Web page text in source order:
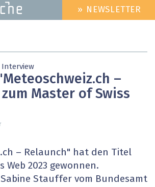
HEADER
MENU
» NEWSLETTER
Interview
–
Master of Swiss
– Relaunch" hat den Titel
Web 2023 gewonnen.
Stauffer vom Bundesamt